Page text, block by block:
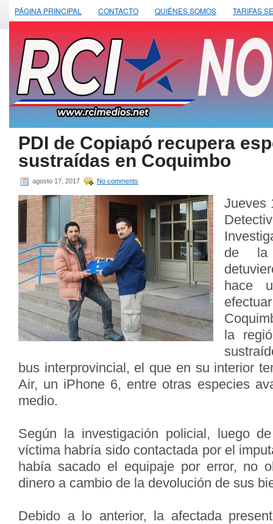
PÁGINA PRINCIPAL CONTACTO QUIÉNES SOMOS TARIFAS
PDI de Copiapó recupera
sustraídas en Coquimbo
agosto 17, 2017 No comments
Jueves
de la
hace
la
bus interprovincial, el que en su interior
Air, un iPhone 6, entre otras especies
medio.
Según la investigación policial, luego
víctima habría sido contactada por el
había sacado el equipaje por error, no
dinero a cambio de la devolución de sus
Debido a lo anterior, la afectada